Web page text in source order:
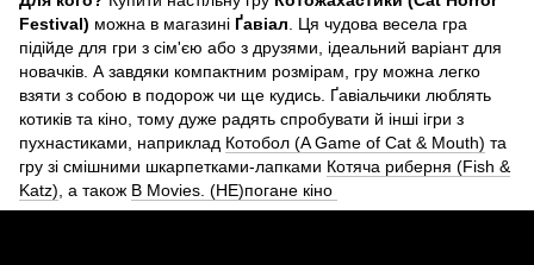
Festival) можна в магазині Ґавіал . Ця чудова весела гра
підійде для гри з сім'єю або з друзями, ідеальний варіант для
новачків. А завдяки компактним розмірам, гру можна легко
взяти з собою в подорож чи ще кудись. Ґавіальчики люблять
котиків та кіно, тому дуже радять спробувати й інші ігри з
пухнастиками, наприклад Котобол (A Game of Cat & Mouth) та
гру зі смішними шкарпетками-лапками Котяча риберня (Fish &
Katz) , а також B Movies. (НЕ)погане кіно